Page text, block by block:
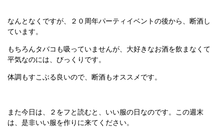
なんとなくですが、２０周年パーティイベントの後から、断酒し
ています。
もちろんタバコも吸っていませんが、大好きなお酒を飲まなくて
平気なのには、びっくりです。
体調もすこぶる良いので、断酒もオススメです。
また今日は、２をフと読むと、いい服の日なのです。この週末
は、是非いい服を作りに来てください。